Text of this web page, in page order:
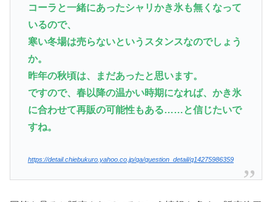
コーラと一緒にあったシャリかき氷も無くなって
いるので、
寒い冬場は売らないというスタンスなのでしょう
か。
昨年の秋頃は、まだあったと思います。
ですので、春以降の温かい時期になれば、かき氷
に合わせて再販の可能性もある……と信じたいで
すね。
https://detail.chiebukuro.yahoo.co.jp/qa/question_detail/q14275986359